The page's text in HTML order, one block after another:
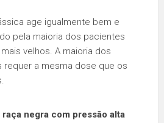
age igualmente bem e
pela maioria dos pacientes
velhos. A maioria dos
requer a mesma dose que os
negra com pressão alta